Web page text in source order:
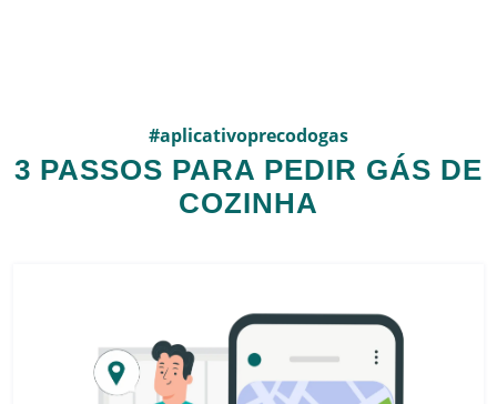
#aplicativoprecodogas
3 PASSOS PARA PEDIR GÁS DE
COZINHA